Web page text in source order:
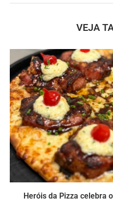
VEJA
Heróis da Pizza celebra